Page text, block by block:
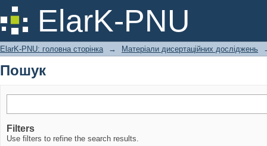
ElarK-PNU
Пошук
ElarK-PNU: головна сторінка → Матеріали дисертаційних досліджень
Пошук
Filters
Use filters to refine the search results.